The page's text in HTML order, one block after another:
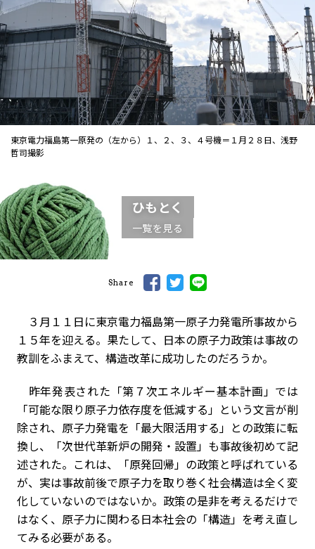
東京電力福島第一原発の（左から）１、２、３、４号機＝１月２８日、浅野
哲司撮影
ひもとく
一覧を見る
Share
３月１１日に東京電力福島第一原子力発電所事故から
１５年を迎える。果たして、日本の原子力政策は事故の
教訓をふまえて、構造改革に成功したのだろうか。
昨年発表された「第７次エネルギー基本計画」では
「可能な限り原子力依存度を低減する」という文言が削
除され、原子力発電を「最大限活用する」との政策に転
換し、「次世代革新炉の開発・設置」も事故後初めて記
述された。これは、「原発回帰」の政策と呼ばれている
が、実は事故前後で原子力を取り巻く社会構造は全く変
化していないのではないか。政策の是非を考えるだけで
はなく、原子力に関わる日本社会の「構造」を考え直し
てみる必要がある。